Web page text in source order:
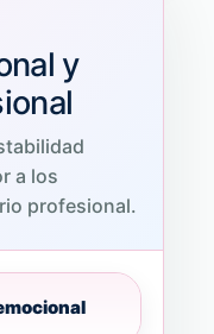
y
a los
profesional.